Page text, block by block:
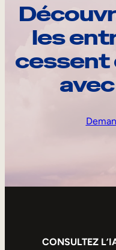
les
cessent
CONSULTEZ